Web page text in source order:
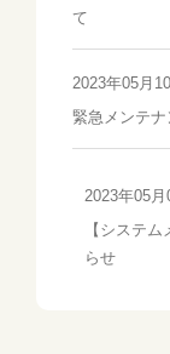
て
2023年05月
緊急メンテナ
2023年05月
【システ
らせ